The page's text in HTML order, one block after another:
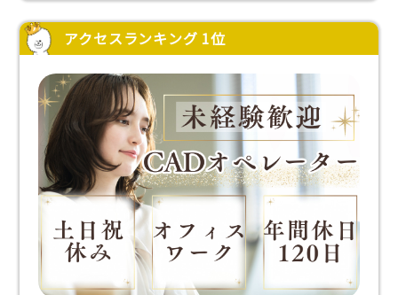
アクセスランキング 1位